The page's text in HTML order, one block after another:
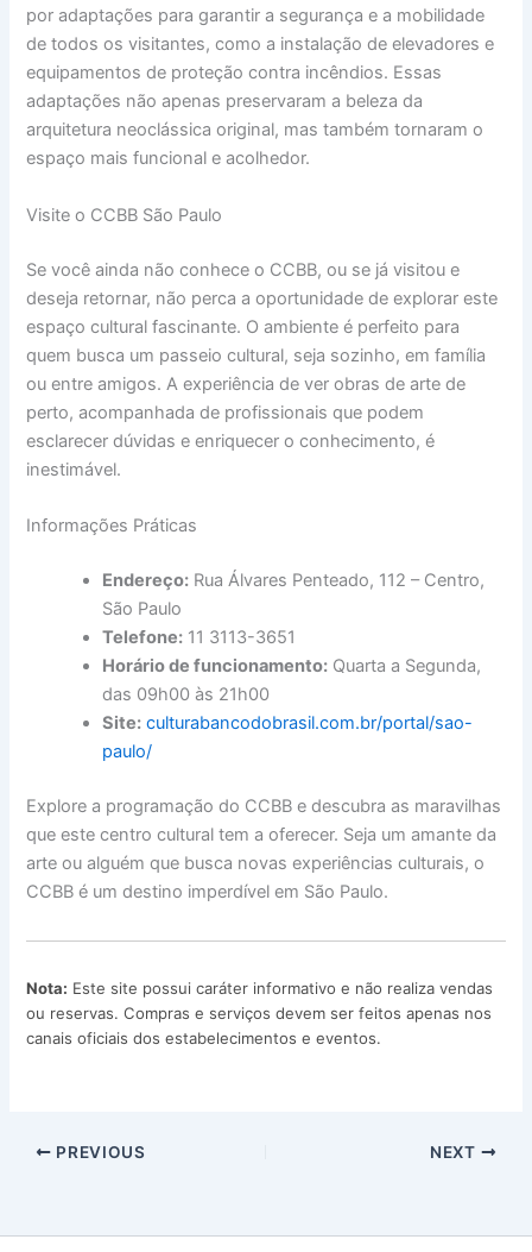
por adaptações para garantir a segurança e a mobilidade
de todos os visitantes, como a instalação de elevadores e
equipamentos de proteção contra incêndios. Essas
adaptações não apenas preservaram a beleza da
arquitetura neoclássica original, mas também tornaram o
espaço mais funcional e acolhedor.
Visite o CCBB São Paulo
Se você ainda não conhece o CCBB, ou se já visitou e
deseja retornar, não perca a oportunidade de explorar este
espaço cultural fascinante. O ambiente é perfeito para
quem busca um passeio cultural, seja sozinho, em família
ou entre amigos. A experiência de ver obras de arte de
perto, acompanhada de profissionais que podem
esclarecer dúvidas e enriquecer o conhecimento, é
inestimável.
Informações Práticas
Endereço: Rua Álvares Penteado, 112 – Centro,
São Paulo
Telefone: 11 3113-3651
Horário de funcionamento: Quarta a Segunda,
das 09h00 às 21h00
Site: culturabancodobrasil.com.br/portal/sao-
paulo/
Explore a programação do CCBB e descubra as maravilhas
que este centro cultural tem a oferecer. Seja um amante da
arte ou alguém que busca novas experiências culturais, o
CCBB é um destino imperdível em São Paulo.
Nota: Este site possui caráter informativo e não realiza vendas
ou reservas. Compras e serviços devem ser feitos apenas nos
canais oficiais dos estabelecimentos e eventos.
PREVIOUS NEXT